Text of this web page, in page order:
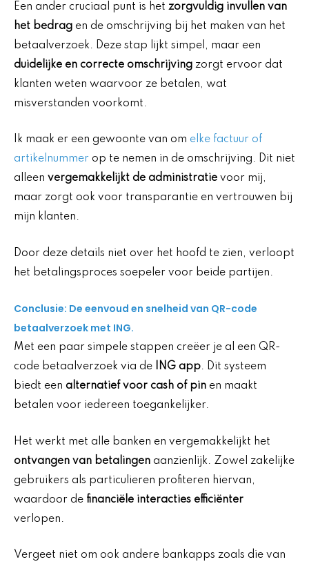
Een ander cruciaal punt is het zorgvuldig invullen van
het bedrag en de omschrijving bij het maken van het
betaalverzoek. Deze stap lijkt simpel, maar een
duidelijke en correcte omschrijving zorgt ervoor dat
klanten weten waarvoor ze betalen, wat
misverstanden voorkomt.
Ik maak er een gewoonte van om elke factuur of
artikelnummer op te nemen in de omschrijving. Dit niet
alleen vergemakkelijkt de administratie voor mij,
maar zorgt ook voor transparantie en vertrouwen bij
mijn klanten.
Door deze details niet over het hoofd te zien, verloopt
het betalingsproces soepeler voor beide partijen.
Conclusie: De eenvoud en snelheid van QR-code
betaalverzoek met ING.
Met een paar simpele stappen creëer je al een QR-
code betaalverzoek via de
ING app. Dit systeem
biedt een alternatief voor cash of pin en maakt
betalen voor iedereen toegankelijker.
Het werkt met alle banken en vergemakkelijkt het
ontvangen van betalingen aanzienlijk. Zowel zakelijke
gebruikers als particulieren profiteren hiervan,
waardoor de financiële interacties efficiënter
verlopen.
Vergeet niet om ook andere bankapps zoals die van